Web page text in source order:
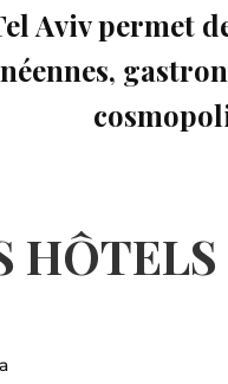
Aviv permet